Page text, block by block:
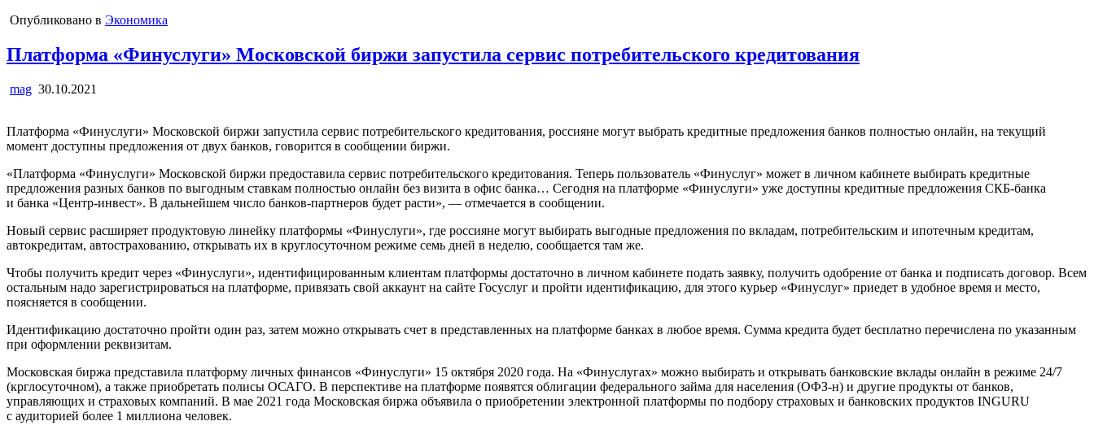
Опубликовано в Экономика
Платформа «Финуслуги» Московской биржи запустила сервис потребительского кредитования
mag 30.10.2021
Платформа «Финуслуги» Московской биржи запустила сервис потребительского кредитования, россияне могут выбрать кредитные предложения банков полностью онлайн, на текущий
момент доступны предложения от двух банков, говорится в сообщении биржи.
«Платформа «Финуслуги» Московской биржи предоставила сервис потребительского кредитования. Теперь пользователь «Финуслуг» может в личном кабинете выбирать кредитные
предложения разных банков по выгодным ставкам полностью онлайн без визита в офис банка… Сегодня на платформе «Финуслуги» уже доступны кредитные предложения СКБ-банка
и банка «Центр-инвест». В дальнейшем число банков-партнеров будет расти», — отмечается в сообщении.
Новый сервис расширяет продуктовую линейку платформы «Финуслуги», где россияне могут выбирать выгодные предложения по вкладам, потребительским и ипотечным кредитам,
автокредитам, автострахованию, открывать их в круглосуточном режиме семь дней в неделю, сообщается там же.
Чтобы получить кредит через «Финуслуги», идентифицированным клиентам платформы достаточно в личном кабинете подать заявку, получить одобрение от банка и подписать договор. Всем
остальным надо зарегистрироваться на платформе, привязать свой аккаунт на сайте Госуслуг и пройти идентификацию, для этого курьер «Финуслуг» приедет в удобное время и место,
поясняется в сообщении.
Идентификацию достаточно пройти один раз, затем можно открывать счет в представленных на платформе банках в любое время. Сумма кредита будет бесплатно перечислена по указанным
при оформлении реквизитам.
Московская биржа представила платформу личных финансов «Финуслуги» 15 октября 2020 года. На «Финуслугах» можно выбирать и открывать банковские вклады онлайн в режиме 24/7
(крглосуточном), а также приобретать полисы ОСАГО. В перспективе на платформе появятся облигации федерального займа для населения (ОФЗ-н) и другие продукты от банков,
управляющих и страховых компаний. В мае 2021 года Московская биржа объявила о приобретении электронной платформы по подбору страховых и банковских продуктов INGURU
с аудиторией более 1 миллиона человек.